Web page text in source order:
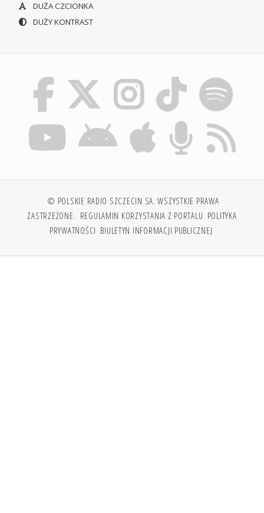
DUŻA CZCIONKA
DUŻY KONTRAST
© POLSKIE RADIO SZCZECIN SA. WSZYSTKIE PRAWA
ZASTRZEŻONE. REGULAMIN KORZYSTANIA Z PORTALU POLITYKA
PRYWATNOŚCI BIULETYN INFORMACJI PUBLICZNEJ